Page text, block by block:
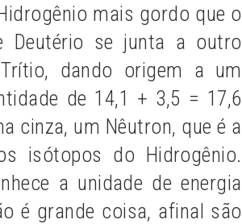
mais gordo que o
Deutério se junta a outro
dando origem a um
de 14,1 + 3,5 = 17,6
cinza, um Nêutron, que é a
isótopos do Hidrogênio.
a unidade de energia
é grande coisa, afinal são